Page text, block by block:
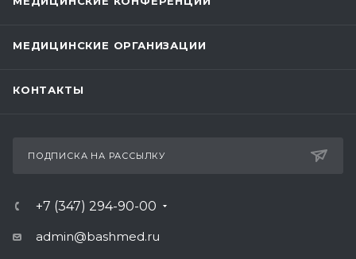
МЕДИЦИНСКИЕ ОРГАНИЗАЦИИ
КОНТАКТЫ
ПОДПИСКА НА РАССЫЛКУ
+7 (347) 294-90-00
admin@bashmed.ru